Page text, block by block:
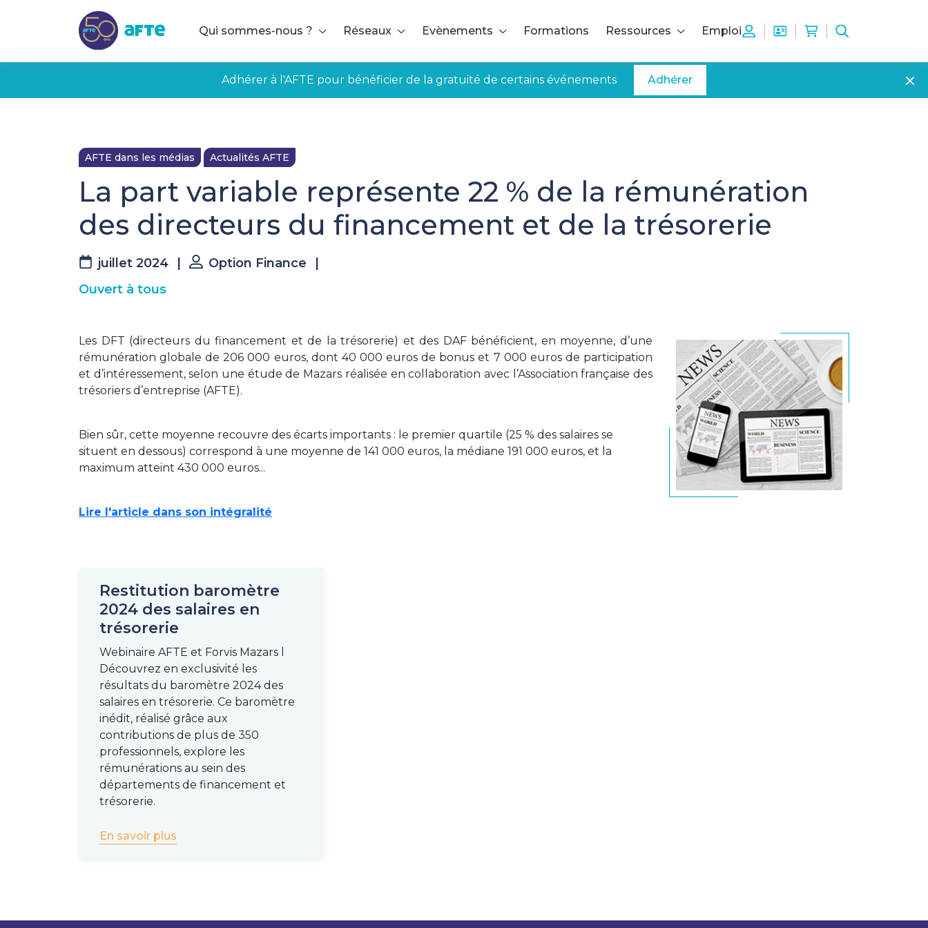
Qui sommes-nous ?
Réseaux Evènements Formations Ressources Emploi
Adhérer à l'AFTE pour bénéficier de la gratuité de certains événements Adhérer
AFTE dans les médias Actualités AFTE
La part variable représente 22 % de la rémunération
des directeurs du financement et de la trésorerie
juillet 2024 Option Finance
Ouvert à tous
Les DFT (directeurs du financement et de la trésorerie) et des DAF bénéficient, en moyenne, d’une
rémunération globale de 206 000 euros, dont 40 000 euros de bonus et 7 000 euros de participation
et d’intéressement, selon une étude de Mazars réalisée en collaboration avec l’Association française des
trésoriers d’entreprise (AFTE).
Bien sûr, cette moyenne recouvre des écarts importants : le premier quartile (25 % des salaires se
situent en dessous) correspond à une moyenne de 141 000 euros, la médiane 191 000 euros, et la
maximum atteint 430 000 euros...
Lire l'article dans son intégralité
Restitution baromètre
2024 des salaires en
trésorerie
Webinaire AFTE et Forvis Mazars l
Découvrez en exclusivité les
résultats du baromètre 2024 des
salaires en trésorerie. Ce baromètre
inédit, réalisé grâce aux
contributions de plus de 350
professionnels, explore les
rémunérations au sein des
départements de financement et
trésorerie.
En savoir plus